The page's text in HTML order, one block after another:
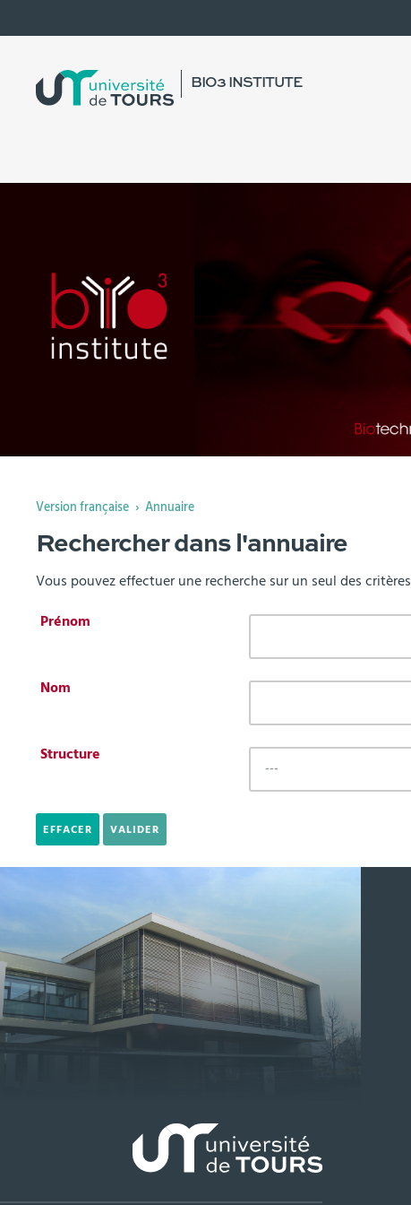
BIO3 INSTITUTE
Vous
ici :
Version française Annuaire
Rechercher dans l'annuaire
Vous pouvez effectuer une recherche sur un seul des
Prénom
Nom
Structure